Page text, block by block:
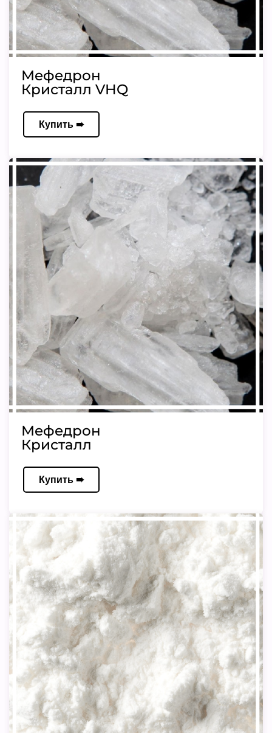
Мефедрон
Кристалл VHQ
Купить ➠
Мефедрон
Кристалл
Купить ➠